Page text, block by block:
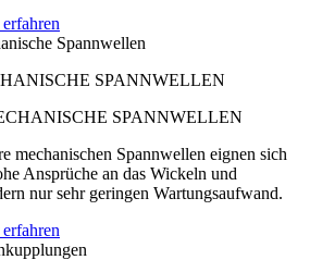
Spannwellen
SPANNWELLEN
mechanischen Spannwellen eignen sich
Ansprüche an das Wickeln und
nur sehr geringen Wartungsaufwand.